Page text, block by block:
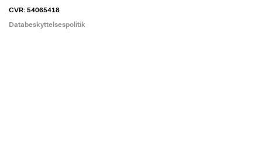
CVR: 54065418
Databeskyttelsespolitik